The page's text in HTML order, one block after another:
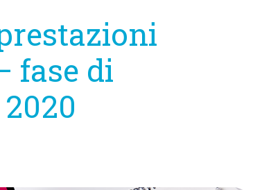
fase di